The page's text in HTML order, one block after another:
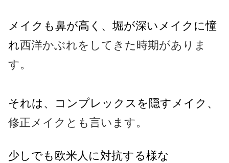
メイクも鼻が高く、堀が深いメイクに憧
れ西洋かぶれをしてきた時期がありま
す。
それは、コンプレックスを隠すメイク、
修正メイクとも言います。
少しでも欧米人に対抗する様な